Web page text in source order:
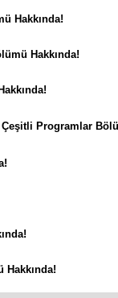
Hakkında!
Hakkında!
Programlar
Hakkında!